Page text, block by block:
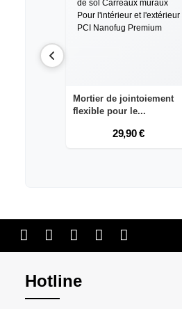
Mortier de jointoiement
flexible pour le...
29,90 €
Hotline